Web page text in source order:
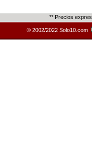
** Precios
© 2002/2022 Solo10.com